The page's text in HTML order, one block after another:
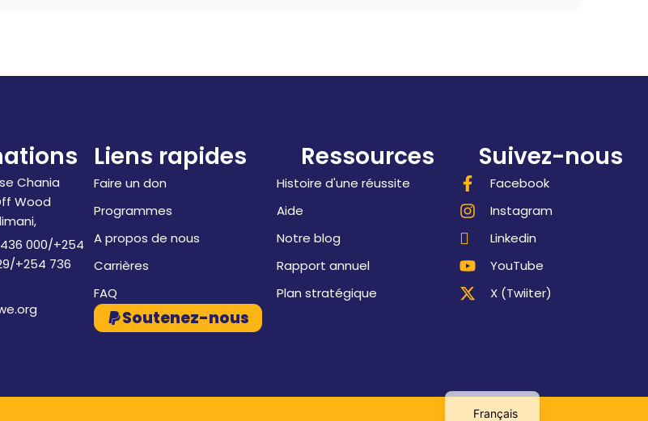
Chania
Wood
000/+254
+254 736
Liens rapides
Faire un don
Programmes
A propos de nous
Carrières
FAQ
Soutenez-nous
Ressources
Histoire d'une réussite
Aide
Notre blog
Rapport annuel
Plan stratégique
Suivez-nous
Facebook
Instagram
Linkedin
YouTube
X (Twiiter)
Propulsé parMONDE ROBIL
Français